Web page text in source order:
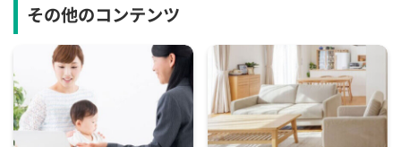
その他のコンテンツ